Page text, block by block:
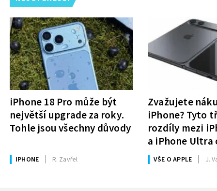
iPhone 18 Pro může být
největší upgrade za roky.
Tohle jsou všechny důvody
IPHONE R. Zavřel
Zvažujete
iPhone? Tyto
rozdíly mezi
a iPhone Ultra
rozhodnutí
VŠE O APPLE J.